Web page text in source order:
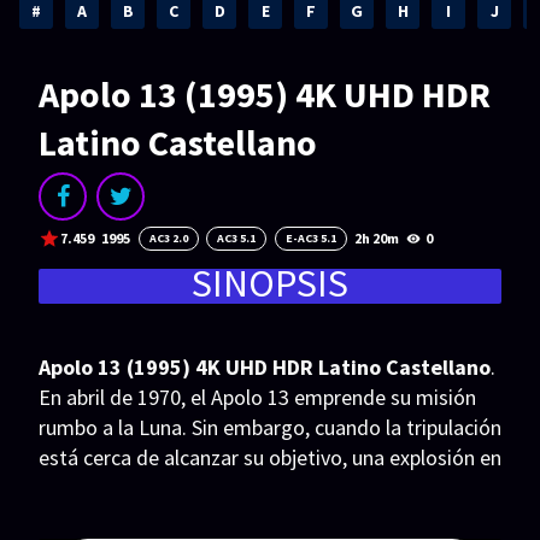
Comedia Crimen
Terror Drama
Familia
Fantástico Romance
Thriller
SERIES
Series 1080p Series 4K HDR
# A B C D E F G H I J
Apolo 13 (1995) 4K UHD HDR
Latino Castellano
7.459 1995 AC3 2.0 AC3 5.1 E-AC3 5.1 2h 20m 0
SINOPSIS
Apolo 13 (1995) 4K UHD HDR Latino Castellano.
En abril de 1970, el Apolo 13 emprende su misión
rumbo a la Luna. Sin embargo, cuando la tripulación
está cerca de alcanzar su objetivo, una explosión en